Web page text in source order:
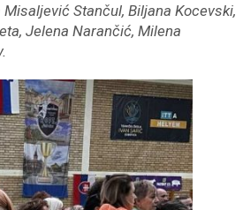
Stančul, Biljana Kocevski,
Jelena Narančić, Milena
.